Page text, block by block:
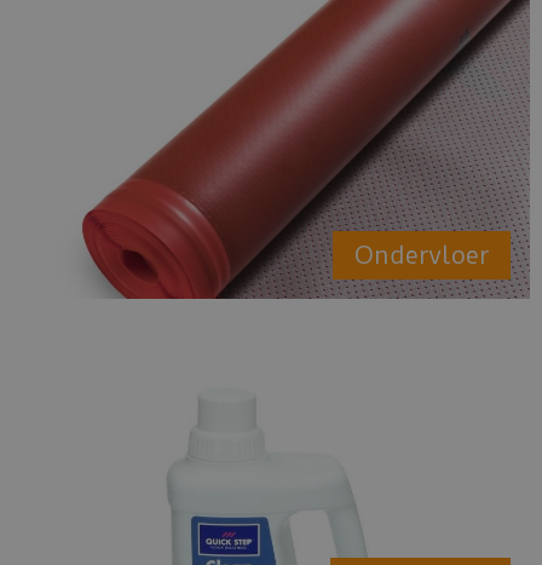
Ondervloer